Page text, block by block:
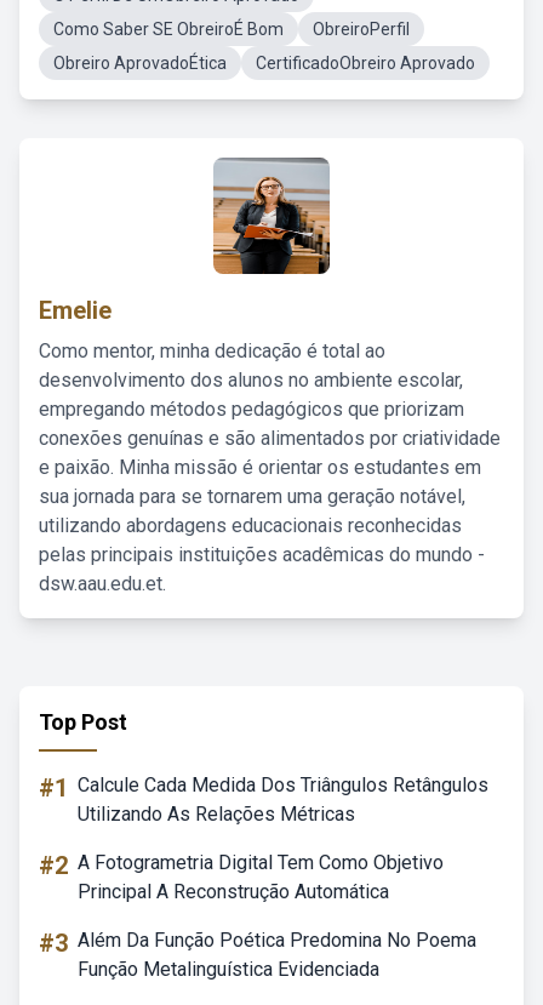
Como Saber SE ObreiroÉ Bom
ObreiroPerfil
Obreiro AprovadoÉtica
CertificadoObreiro Aprovado
Emelie
Como mentor, minha dedicação é total ao
desenvolvimento dos alunos no ambiente escolar,
empregando métodos pedagógicos que priorizam
conexões genuínas e são alimentados por criatividade
e paixão. Minha missão é orientar os estudantes em
sua jornada para se tornarem uma geração notável,
utilizando abordagens educacionais reconhecidas
pelas principais instituições acadêmicas do mundo -
dsw.aau.edu.et.
Top Post
#1 Calcule Cada Medida Dos Triângulos Retângulos
Utilizando As Relações Métricas
#2 A Fotogrametria Digital Tem Como Objetivo
Principal A Reconstrução Automática
#3 Além Da Função Poética Predomina No Poema
Função Metalinguística Evidenciada